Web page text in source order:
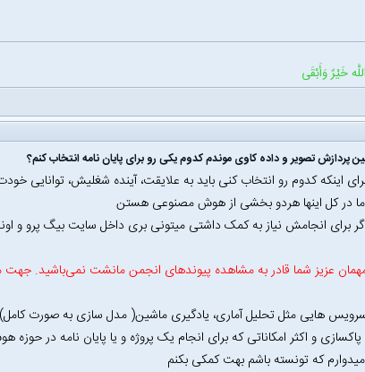
خَیْرٌ وَأَبْقَى
پردازش تصویر و داده کاوی موندم کدوم یکی رو برای پایان نامه انتخاب کنم؟
اینکه کدوم رو انتخاب کنی باید به علایقت، آینده شغلیش، توانایی
در کل اینها هردو بخشی از هوش مصنوعی هستن
برای انجامش نیاز به کمک داشتی میتونی بری داخل سایت بیگ پرو و
عزیز شما قادر به مشاهده پیوندهای انجمن مانشت نمی‌باشید. جهت
پاکسازی و اکثر امکاناتی که برای انجام یک پروژه و یا پایان نامه در
که تونسته باشم بهت کمکی بکنم